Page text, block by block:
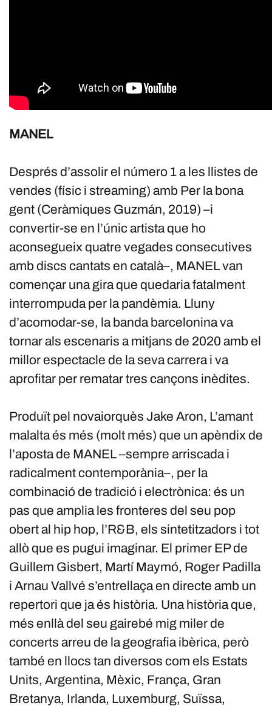
MANEL
Després d’assolir el número 1 a les llistes de
vendes (físic i streaming) amb Per la bona
gent (Ceràmiques Guzmán, 2019) –i
convertir-se en l’únic artista que ho
aconsegueix quatre vegades consecutives
amb discs cantats en català–, MANEL van
començar una gira que quedaria fatalment
interrompuda per la pandèmia. Lluny
d’acomodar-se, la banda barcelonina va
tornar als escenaris a mitjans de 2020 amb el
millor espectacle de la seva carrera i va
aprofitar per rematar tres cançons inèdites.
Produït pel novaiorquès Jake Aron, L’amant
malalta és més (molt més) que un apèndix de
l’aposta de MANEL –sempre arriscada i
radicalment contemporània–, per la
combinació de tradició i electrònica: és un
pas que amplia les fronteres del seu pop
obert al hip hop, l’R&B, els sintetitzadors i tot
allò que es pugui imaginar. El primer EP de
Guillem Gisbert, Martí Maymó, Roger Padilla
i Arnau Vallvé s’entrellaça en directe amb un
repertori que ja és història. Una història que,
més enllà del seu gairebé mig miler de
concerts arreu de la geografia ibèrica, però
també en llocs tan diversos com els Estats
Units, Argentina, Mèxic, França, Gran
Bretanya, Irlanda, Luxemburg, Suïssa,